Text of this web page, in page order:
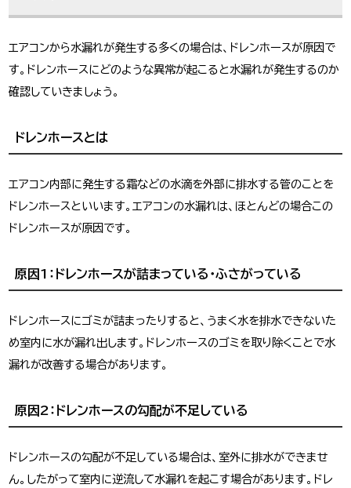
エアコンから水漏れが発生する多くの場合は、ドレンホースが原因で
す。ドレンホースにどのような異常が起こると水漏れが発生するのか
確認していきましょう。
ドレンホースとは
エアコン内部に発生する霜などの水滴を外部に排水する管のことを
ドレンホースといいます。エアコンの水漏れは、ほとんどの場合この
ドレンホースが原因です。
原因1：ドレンホースが詰まっている・ふさがっている
ドレンホースにゴミが詰まったりすると、うまく水を排水できないた
め室内に水が漏れ出します。ドレンホースのゴミを取り除くことで水
漏れが改善する場合があります。
原因2：ドレンホースの勾配が不足している
ドレンホースの勾配が不足している場合は、室外に排水ができませ
ん。したがって室内に逆流して水漏れを起こす場合があります。ドレ